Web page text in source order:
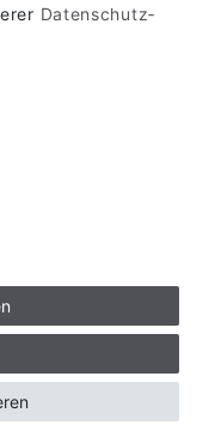
Daten­schutz­